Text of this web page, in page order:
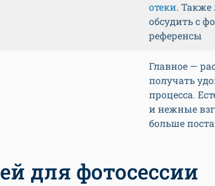
отеки. Также
обсудить с
референсы
Главное —
получать
процесса.
и нежные
больше
для фотосессии